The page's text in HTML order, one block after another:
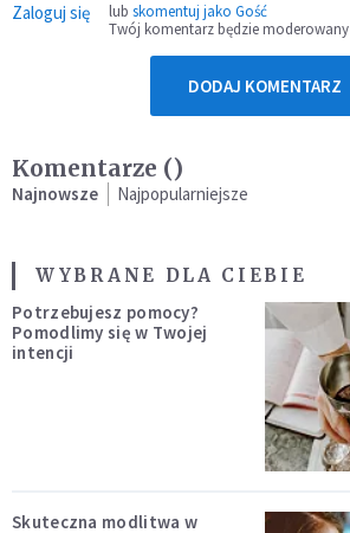
Zaloguj się lub skomentuj jako Gość
Twój komentarz będzie moderowany
DODAJ KOMENTARZ
Komentarze ()
Najnowsze Najpopularniejsze
WYBRANE DLA CIEBIE
Potrzebujesz pomocy?
Pomodlimy się w Twojej
intencji
Skuteczna modlitwa w